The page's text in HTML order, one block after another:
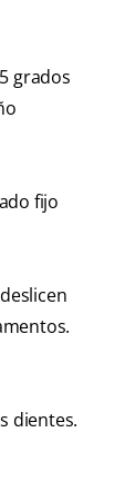
grados
fijo
dientes.